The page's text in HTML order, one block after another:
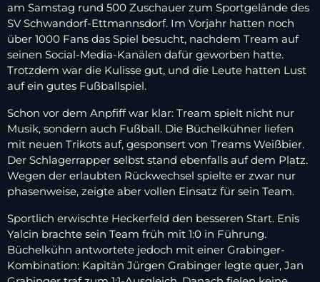
am Samstag rund 500 Zuschauer zum Sportgelände des
SV Schwandorf-Ettmannsdorf. Im Vorjahr hatten noch
über 1000 Fans das Spiel besucht, nachdem Tream auf
seinen Social-Media-Kanälen dafür geworben hatte.
Trotzdem war die Kulisse gut, und die Leute hatten Lust
auf ein gutes Fußballspiel.
Schon vor dem Anpfiff war klar: Tream spielt nicht nur
Musik, sondern auch Fußball. Die Büchelkühner liefen
mit neuen Trikots auf, gesponsert von Treams Weißbier.
Der Schlagerrapper selbst stand ebenfalls auf dem Platz.
Wegen der erlaubten Rückwechsel spielte er zwar nur
phasenweise, zeigte aber vollen Einsatz für sein Team.
Sportlich erwischte Heckerfeld den besseren Start. Enis
Yalcin brachte sein Team früh mit 1:0 in Führung.
Büchelkühn antwortete jedoch mit einer Grabinger-
Kombination: Kapitän Jürgen Grabinger legte quer, Jan